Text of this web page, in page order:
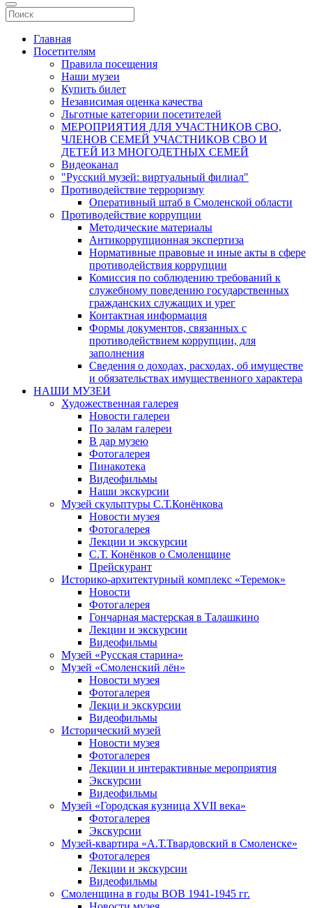
Главная
Посетителям
Правила посещения
Наши музеи
Купить билет
Независимая оценка качества
Льготные категории посетителей
МЕРОПРИЯТИЯ ДЛЯ УЧАСТНИКОВ СВО,
ЧЛЕНОВ СЕМЕЙ УЧАСТНИКОВ СВО И
ДЕТЕЙ ИЗ МНОГОДЕТНЫХ СЕМЕЙ
Видеоканал
"Русский музей: виртуальный филиал"
Противодействие терроризму
Оперативный штаб в Смоленской области
Противодействие коррупции
Методические материалы
Антикоррупционная экспертиза
Нормативные правовые и иные акты в сфере
противодействия коррупции
Комиссия по соблюдению требований к
служебному поведению государственных
гражданских служащих и урег
Контактная информация
Формы документов, связанных с
противодействием коррупции, для
заполнения
Сведения о доходах, расходах, об имуществе
и обязательствах имущественного характера
НАШИ МУЗЕИ
Художественная галерея
Новости галереи
По залам галереи
В дар музею
Фотогалерея
Пинакотека
Видеофильмы
Наши экскурсии
Музей скульптуры С.Т.Конёнкова
Новости музея
Фотогалерея
Лекции и экскурсии
С.Т. Конёнков о Смоленщине
Прейскурант
Историко-архитектурный комплекс «Теремок»
Новости
Фотогалерея
Гончарная мастерская в Талашкино
Лекции и экскурсии
Видеофильмы
Музей «Русская старина»
Музей «Смоленский лён»
Новости музея
Фотогалерея
Лекци и экскурсии
Видеофильмы
Исторический музей
Новости музея
Фотогалерея
Лекции и интерактивные мероприятия
Экскурсии
Видеофильмы
Музей «Городская кузница XVII века»
Фотогалерея
Экскурсии
Музей-квартира «А.Т.Твардовский в Смоленске»
Фотогалерея
Лекции и экскурсии
Видеофильмы
Смоленщина в годы ВОВ 1941-1945 гг.